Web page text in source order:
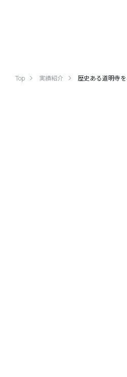
Top 実績紹介 歴史ある道明寺